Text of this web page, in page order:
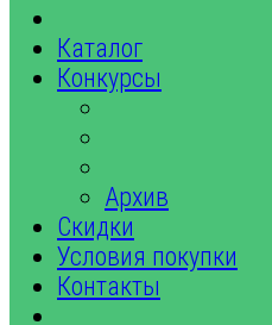
Каталог
Конкурсы
Архив
Скидки
Условия покупки
Контакты